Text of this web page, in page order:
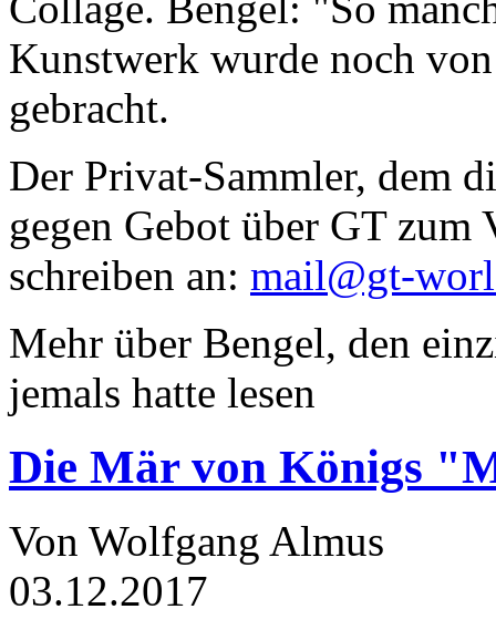
Kunstwerk wurde noch
gebracht.
Der Privat-Sammler, dem
gegen Gebot über GT zum
schreiben an: mail@gt-
Mehr über Bengel, den
jemals hatte lesen
Die Mär von Königs
Von Wolfgang Almus
03.12.2017